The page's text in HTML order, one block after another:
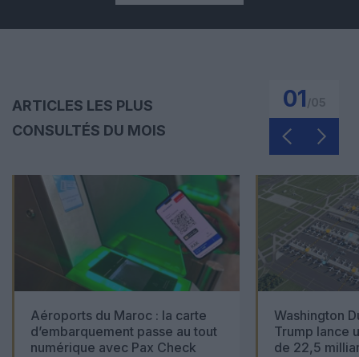
ARTICLES LES PLUS
CONSULTÉS DU MOIS
01
Aéroports du Maroc : la carte
d’embarquement passe au tout
numérique avec Pax Check
Washington
Trump lance
de 22,5